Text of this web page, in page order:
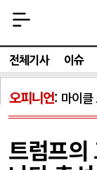
전체기사 이슈
오피니언 마이
트럼프의